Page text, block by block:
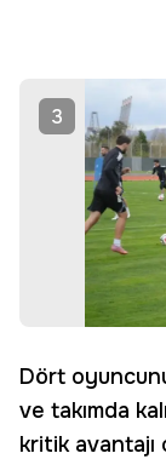
3
Dört
ve takımda
kritik avantajı